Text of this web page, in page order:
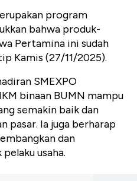
program
bahwa produk-
Pertamina ini sudah
Kamis (27/11/2025).
SMEXPO
binaan BUMN mampu
semakin baik dan
pasar. Ia juga berharap
dan
usaha.